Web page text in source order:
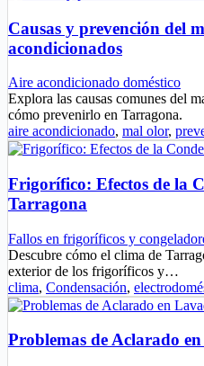
Causas y prevención del
acondicionados
Aire acondicionado doméstico
Explora las causas comunes del
cómo prevenirlo en Tarragona.
aire acondicionado, mal olor,
Frigorífico: Efectos de la
Tarragona
Fallos en frigoríficos y
Descubre cómo el clima de
exterior de los frigoríficos y…
clima, Condensación,
Problemas de Aclarado